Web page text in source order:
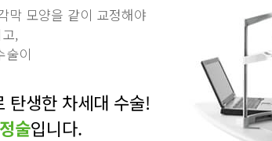
막 모양을 같이 교정해야
,
술이
탄생한 차세대 수술!
술입니다.